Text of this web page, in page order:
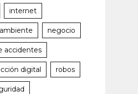
internet
negocio
accidentes
digital robos